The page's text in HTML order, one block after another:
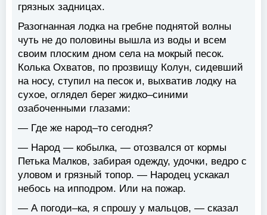
грязных задницах.
Разогнанная лодка на гребне поднятой волны
чуть не до половины вышла из воды и всем
своим плоским дном села на мокрый песок.
Колька Охватов, по прозвищу Колун, сидевший
на носу, ступил на песок и, выхватив лодку на
сухое, оглядел берег жидко–синими
озабоченными глазами:
— Где же народ–то сегодня?
— Народ — кобылка, — отозвался от кормы
Петька Малков, забирая одежду, удочки, ведро с
уловом и грязный топор. — Народец ускакал
небось на ипподром. Или на пожар.
— А погоди–ка, я спрошу у мальцов, — сказал